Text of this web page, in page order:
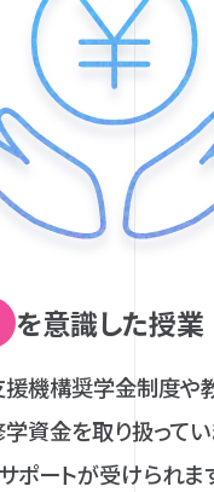
を意識した授業
機構奨学金制度や
資金を取り扱ってい
ポートが受けられま